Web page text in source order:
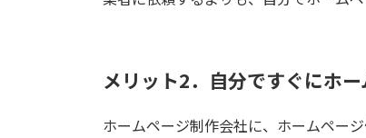
メリット2．自分ですぐにホ
ホームページ制作会社に、ホームペー